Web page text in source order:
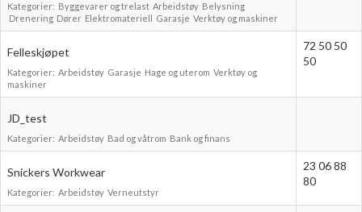
Boligmappa+
Få mer ut av Boligmappa
Kategorier: Byggevarer og trelast Arbeidstøy Belysning
Drenering Dører Elektromateriell Garasje Verktøy og maskiner
Felleskjøpet
Kategorier: Arbeidstøy Garasje Hage og uterom Verktøy og
maskiner
72 50 50
50
JD_test
Kategorier: Arbeidstøy Bad og våtrom Bank og finans
Snickers Workwear
Kategorier: Arbeidstøy Verneutstyr
23 06 88
80